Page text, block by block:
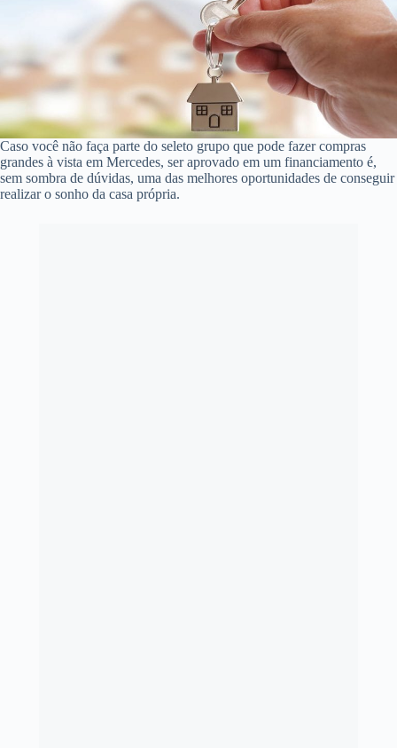
Caso você não faça parte do seleto grupo que pode fazer compras
grandes à vista em Mercedes, ser aprovado em um financiamento é,
sem sombra de dúvidas, uma das melhores oportunidades de conseguir
realizar o sonho da casa própria.